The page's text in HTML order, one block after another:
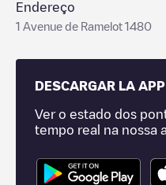
Endereço
1 Avenue de Ramelot 1480
DESCARGAR LA APP
Ver o estado dos
tempo real na nossa